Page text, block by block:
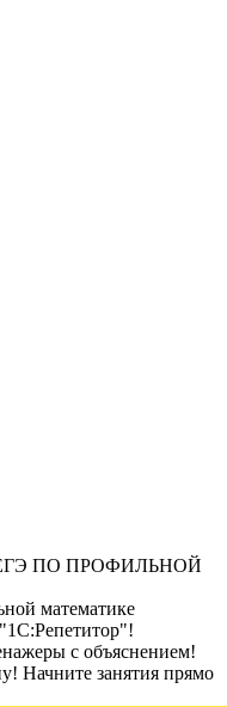
ПО ПРОФИЛЬНОЙ
математике
с объяснением!
Начните занятия прямо